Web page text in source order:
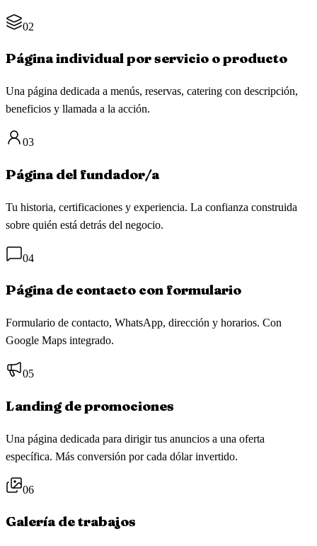
02
Página individual por servicio o producto
Una página dedicada a menús, reservas, catering con descripción,
beneficios y llamada a la acción.
03
Página del fundador/a
Tu historia, certificaciones y experiencia. La confianza construida
sobre quién está detrás del negocio.
04
Página de contacto con formulario
Formulario de contacto, WhatsApp, dirección y horarios. Con
Google Maps integrado.
05
Landing de promociones
Una página dedicada para dirigir tus anuncios a una oferta
específica. Más conversión por cada dólar invertido.
06
Galería de trabajos